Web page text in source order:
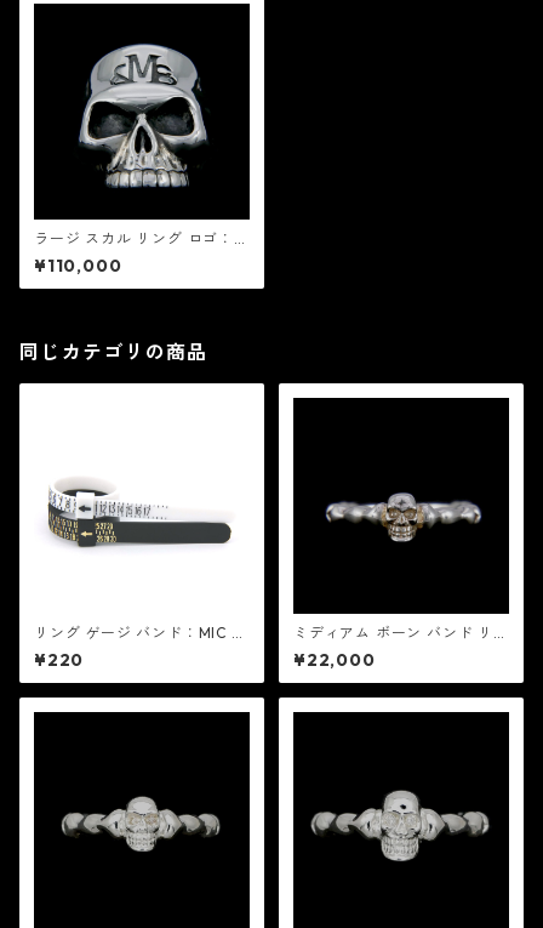
ラージ スカル リング ロゴ：M
IC&Co. ミック アンド コー
¥110,000
同じカテゴリの商品
リング ゲージ バンド：MIC ミ
ック
¥220
ミディアム ボーン バンド リン
グ：MIC&Co. ミック アンド
コー
¥22,000